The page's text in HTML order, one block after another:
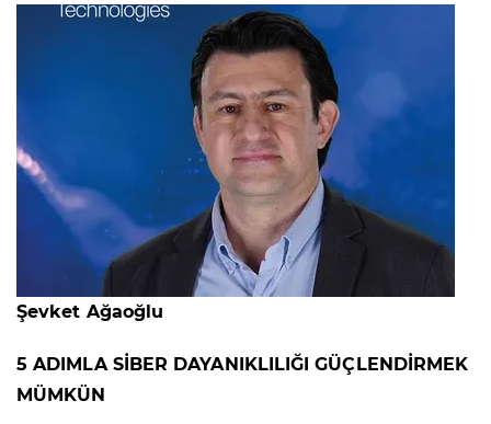
Şevket Ağaoğlu
5 ADIMLA SİBER DAYANIKLILIĞI GÜÇLENDİRMEK
MÜMKÜN